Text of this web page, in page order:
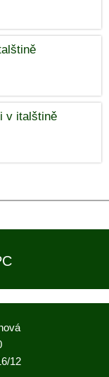
v italštině
12